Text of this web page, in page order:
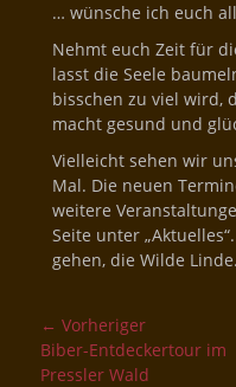
… wünsche ich euch
Nehmt euch Zeit für
lasst die Seele
bisschen zu viel wird,
macht gesund und
Vielleicht sehen wir
Mal. Die neuen
weitere
Seite unter
gehen, die Wilde Linde.
Beitragsnavigation
← Vorheriger
Vorheriger
Beitrag:
Biber-Entdeckertour im
Pressler Wald